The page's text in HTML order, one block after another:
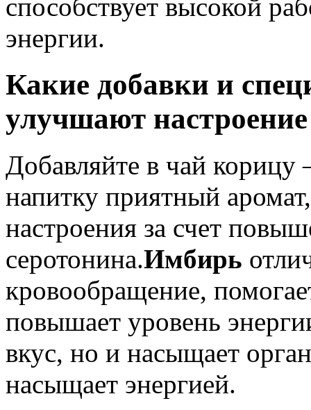
способствует высокой
энергии.
Какие добавки и
улучшают
Добавляйте в чай корицу
напитку приятный
настроения за счет
серотонина.Имбирь
кровообращение,
повышает уровень
вкус, но и насыщает
насыщает энергией.